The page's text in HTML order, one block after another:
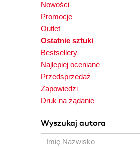
Nowości
Promocje
Outlet
Ostatnie sztuki
Bestsellery
Najlepiej oceniane
Przedsprzedaż
Zapowiedzi
Druk na żądanie
Wyszukaj autora